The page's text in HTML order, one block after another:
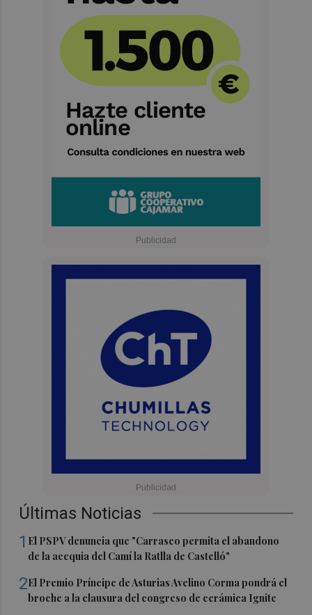
Últimas Noticias
1 El PSPV denuncia que "Carrasco permita el abandono
de la acequia del Camí la Ratlla de Castelló"
2El Premio Príncipe de Asturias Avelino Corma pondrá el
broche a la clausura del congreso de cerámica Ignite